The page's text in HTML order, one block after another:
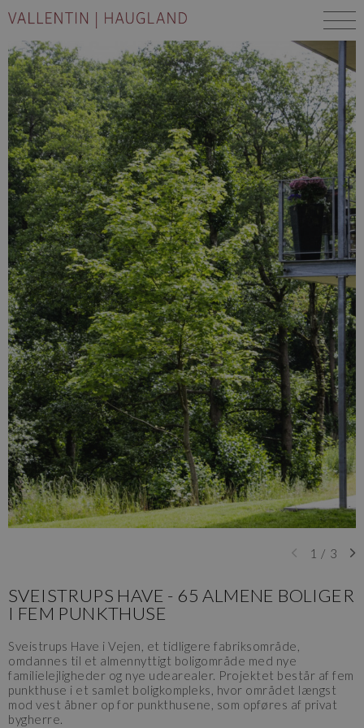
1 / 3
SVEISTRUPS HAVE - 65 ALMENE BOLIGER
I FEM PUNKTHUSE
Sveistrups Have i Vejen, et tidligere fabriksområde,
omdannes til et almennyttigt boligområde med nye
familielejligheder og nye udearealer. Projektet består af fem
punkthuse i et samlet boligkompleks, hvor området længst
mod vest åbner op for punkthusene, som opføres af privat
bygherre.